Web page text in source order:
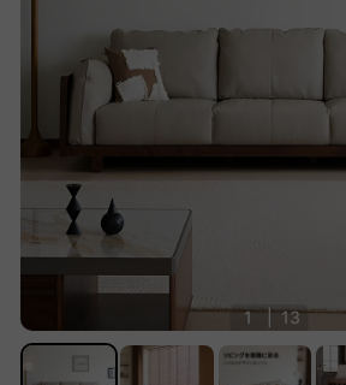
1 | 13